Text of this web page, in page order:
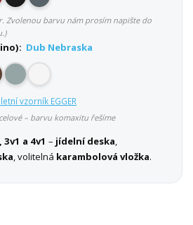
Zvolenou barvu nám prosím napište do
Dub Nebraska
vzorník EGGER
– barvu komaxitu řešíme
3v1 a 4v1 – jídelní deska,
, volitelná karambolová vložka.